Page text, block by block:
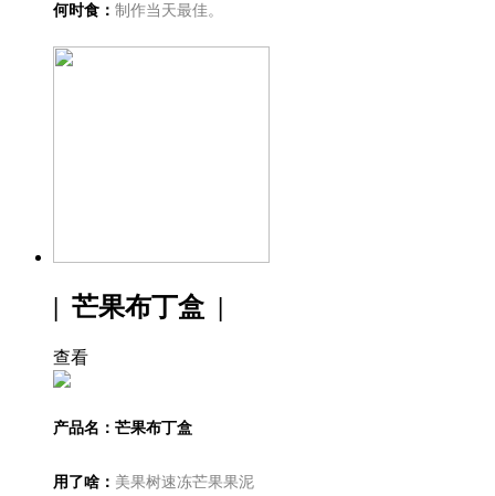
何时食： 制作当天最佳。
| 芒果布丁盒 |
查看
产品名：芒果布丁盒
用了啥： 美果树速冻芒果果泥